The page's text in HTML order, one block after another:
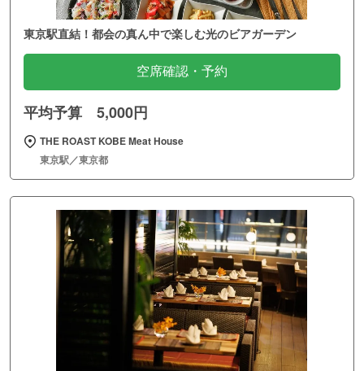
東京駅直結！都会の真ん中で楽しむ光のビアガーデン
空席確認・予約
平均予算 5,000円
THE ROAST KOBE Meat House
東京駅／東京都